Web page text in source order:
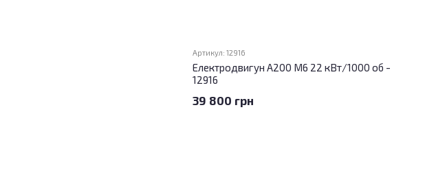
Артикул: 12916
Електродвигун А200 M6 22 кВт/1000 об -
12916
39 800 грн